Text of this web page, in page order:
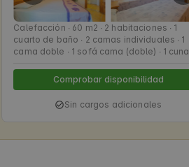
Calefacción ∙ 60 m2 ∙ 2 habitaciones ∙ 1
cuarto de baño ∙ 2 camas individuales ∙ 1
cama doble ∙ 1 sofá cama (doble) ∙ 1 cuna
Comprobar disponibilidad
Sin cargos adicionales